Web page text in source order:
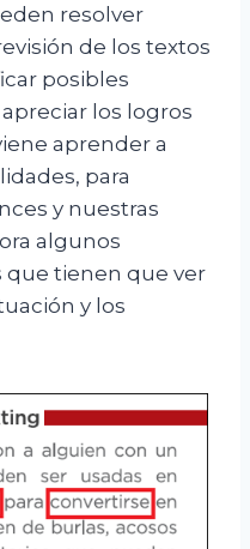
resolver
de los textos
posibles
los logros
aprender a
para
y nuestras
algunos
tienen que ver
y los